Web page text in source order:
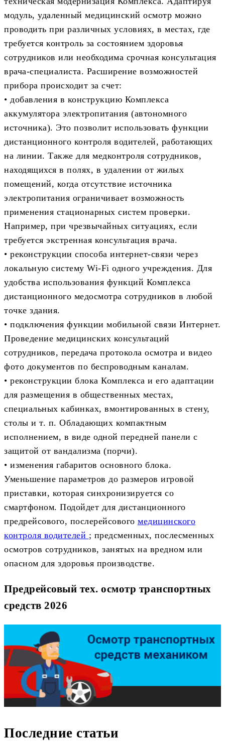
модуль, удаленный медицинский осмотр можно
проводить при различных условиях, в местах, где
требуется контроль за состоянием здоровья
сотрудников или необходима срочная консультация
врача-специалиста. Расширение возможностей
прибора происходит за счет:
• добавления в конструкцию Комплекса
аккумулятора электропитания (автономного
источника). Это позволит использовать функции
дистанционного контроля водителей, работающих
на линии. Также для медконтроля сотрудников,
находящихся в полях, в удалении от жилых
помещений, когда отсутствие источника
электропитания ограничивает возможность
применения стационарных систем проверки.
Например, при чрезвычайных ситуациях, если
требуется экстренная консультация врача.
• реконструкции способа интернет-связи через
локальную систему Wi-Fi одного учреждения. Для
удобства использования функций Комплекса
дистанционного медосмотра сотрудников в любой
точке здания.
• подключения функции мобильной связи Интернет.
Проведение медицинских консультаций
сотрудников, передача протокола осмотра и видео
фото документов по беспроводным каналам.
• реконструкции блока Комплекса и его адаптации
для размещения в общественных местах,
специальных кабинках, вмонтированных в стену,
столы и т. п. Обладающих компактным
исполнением, в виде одной передней панели с
защитой от вандализма (порчи).
• изменения габаритов основного блока.
Уменьшение параметров до размеров игровой
приставки, которая синхронизируется со
смартфоном. Подойдет для дистанционного
предрейсового, послерейсового медицинского
контроля водителей ; предсменных, послесменных
осмотров сотрудников, занятых на вредном или
опасном для здоровья производстве.
Предрейсовый тех. осмотр транспортных
средств 2026
Последние статьи